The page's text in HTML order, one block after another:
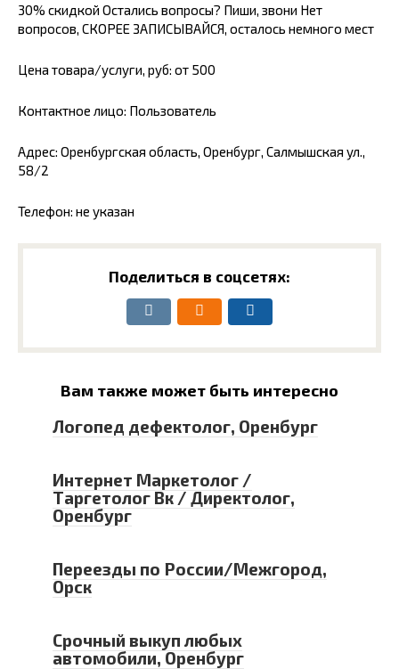
30% скидкой Остались вопросы? Пиши, звони Нет
вопросов, СКОРЕЕ ЗАПИСЫВАЙСЯ, осталось немного мест
Цена товара/услуги, руб: от 500
Контактное лицо: Пользователь
Адрес: Оренбургская область, Оренбург, Салмышская ул.,
58/2
Телефон: не указан
Поделиться в соцсетях:
Вам также может быть интересно
Логопед дефектолог, Оренбург
Интернет Маркетолог /
Таргетолог Вк / Директолог,
Оренбург
Переезды по России/Межгород,
Орск
Срочный выкуп любых
автомобили, Оренбург